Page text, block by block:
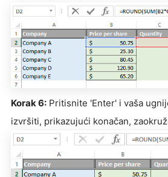
Korak 6: Pritisnite 'Enter' i vaša
izvršiti, prikazujući konačan,